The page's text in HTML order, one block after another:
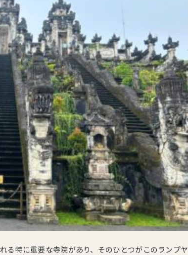
る特に重要な寺院があり、そのひとつがこのランプヤ